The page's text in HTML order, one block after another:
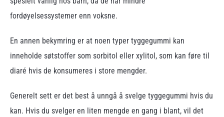
fordøyelsessystemer enn voksne.
En annen bekymring er at noen typer tyggegummi kan
inneholde søtstoffer som sorbitol eller xylitol, som kan føre til
diaré hvis de konsumeres i store mengder.
Generelt sett er det best å unngå å svelge tyggegummi hvis du
kan. Hvis du svelger en liten mengde en gang i blant, vil det